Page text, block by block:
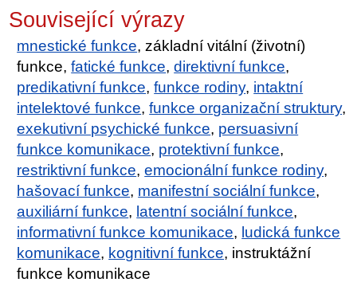
Související výrazy
mnestické funkce, základní vitální (životní)
funkce,fatické funkce,direktivní funkce,
predikativní funkce,funkce rodiny, intaktní
intelektové funkce,funkce organizační struktury,
exekutivní psychické funkce, persuasivní
funkce komunikace, protektivní funkce,
restriktivní funkce,emocionální funkce rodiny,
hašovací funkce, manifestní sociální funkce,
auxiliární funkce, latentní sociální funkce,
informativní funkce komunikace, ludická funkce
komunikace, kognitivní funkce, instruktážní
funkce komunikace